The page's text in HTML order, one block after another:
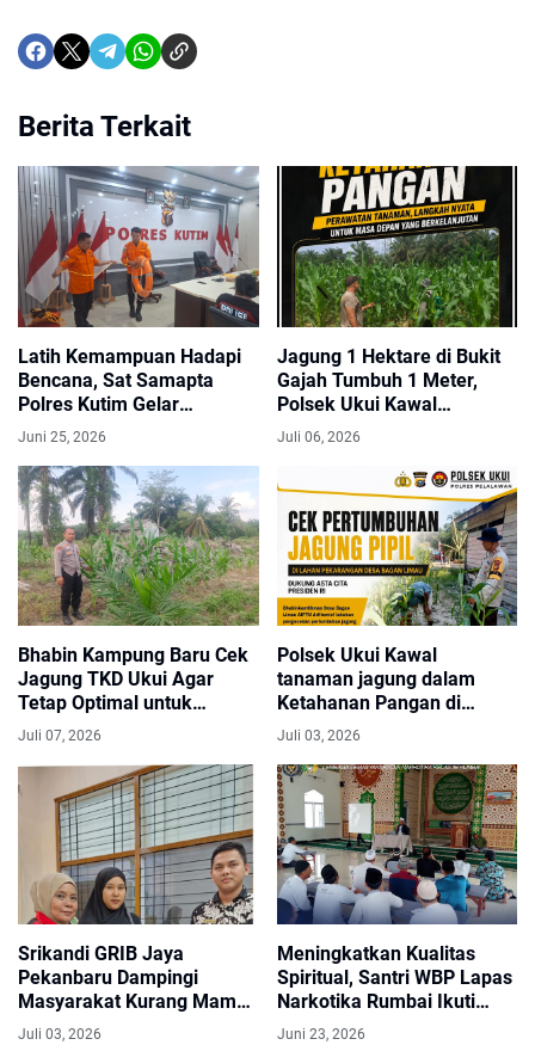
Berita Terkait
Latih Kemampuan Hadapi
Bencana, Sat Samapta
Polres Kutim Gelar
Pelatihan Search and
Rescue
Juni 25, 2026
Jagung 1 Hektare di Bukit
Gajah Tumbuh 1 Meter,
Polsek Ukui Kawal
Ketahanan Pangan
Kelompok Cinta Tani
Juli 06, 2026
Bhabin Kampung Baru Cek
Jagung TKD Ukui Agar
Tetap Optimal untuk
Menjamin Ketahanan
Pangan
Juli 07, 2026
Polsek Ukui Kawal
tanaman jagung dalam
Ketahanan Pangan di
Bagan Limau
Juli 03, 2026
Srikandi GRIB Jaya
Pekanbaru Dampingi
Masyarakat Kurang Mampu
Ke BAZNAS Riau, Nurhayati
Juli 03, 2026
Meningkatkan Kualitas
Spiritual, Santri WBP Lapas
Narkotika Rumbai Ikuti
Program Pembinaan
Juni 23, 2026